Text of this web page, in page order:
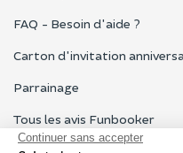
FAQ - Besoin d'aide ?
Carton d'invitation
Parrainage
Tous les avis Funbooker